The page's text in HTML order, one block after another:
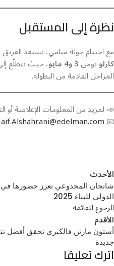
نظرة إلى المستقبل
مع اختتام جولة ميامي، يستعد
كارلويومي3 و4 مايو ، حيث يتطلّع
المراحل القادمة من البطولة.
📣 لمزيد من المعلومات الإعلامية أو
📧
الأحدث
شانجان المجدوعي تعزز حضورها
الدولي للبناء 2025
الرجوع للقائمة
الأقدم
جديدة
اترك تعليقاً